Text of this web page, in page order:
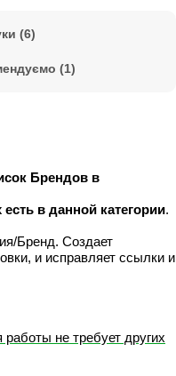
(6)
(1)
Брендов в
в данной категории.
Бренд. Создает
и исправляет ссылки и
не требует других